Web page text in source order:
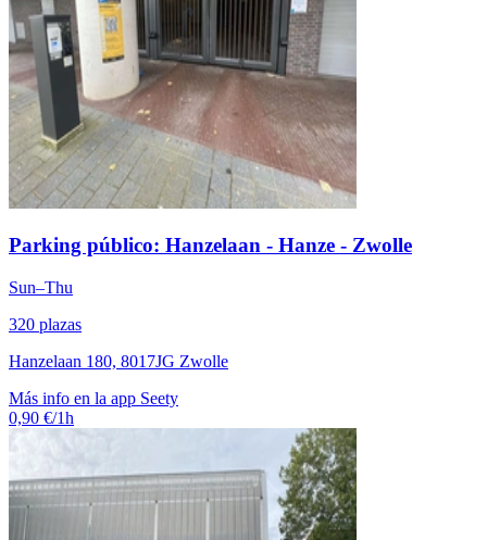
Parking público: Hanzelaan - Hanze - Zwolle
Sun–Thu
320 plazas
Hanzelaan 180, 8017JG Zwolle
Más info en la app Seety
0,90 €/1h